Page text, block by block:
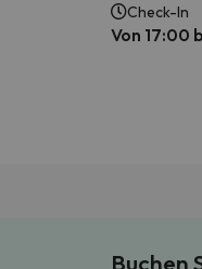
Check-In
Von 17:00
Buchen